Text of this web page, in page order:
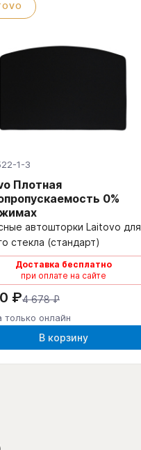
1-3
Плотная
0%
автошторки Laitovo для
стекла (стандарт)
Доставка бесплатно
при оплате на сайте
₽4 678 ₽
только онлайн
В корзину